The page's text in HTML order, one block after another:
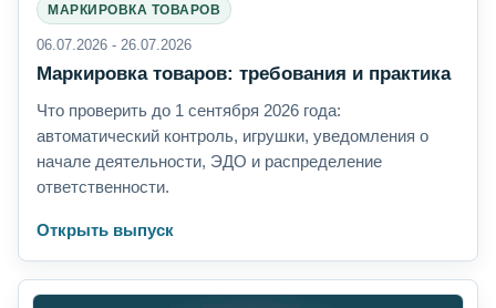
МАРКИРОВКА ТОВАРОВ
06.07.2026 - 26.07.2026
Маркировка товаров: требования и практика
Что проверить до 1 сентября 2026 года:
автоматический контроль, игрушки, уведомления о
начале деятельности, ЭДО и распределение
ответственности.
Открыть выпуск